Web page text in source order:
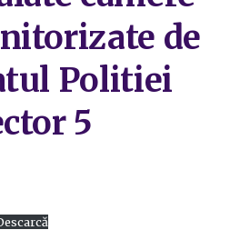
de
Politiei
5